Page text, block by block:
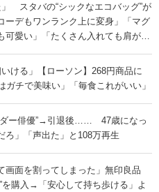
」 スタバの“シックなエコバッグ”が
デもワンランク上に変身」「マグ
可愛い」「たくさん入れても肩が痛
いける」【ローソン】268円商品に
チで美味い」「毎食これがいい」
ダー俳優”→引退後…… 47歳になっ
ろ」「声出た」と108万再生
画面を割ってしまった」無印良品
を購入→「安心して持ち歩ける」よ